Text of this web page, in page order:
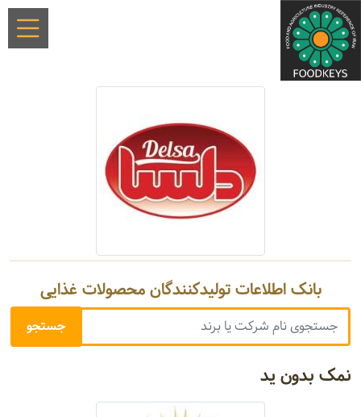
بانک اطلاعات تولیدکنندگان محصولات غذایی
نمک بدون ید